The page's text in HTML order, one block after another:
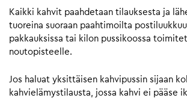
Kaikki kahvit paahdetaan tilauksesta ja
tuoreina suoraan paahtimoilta
pakkauksissa tai kilon pussikoossa
noutopisteelle.
Jos haluat yksittäisen kahvipussin sijaan
kahvielämystilausta, jossa kahvi ei pääse